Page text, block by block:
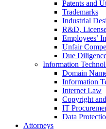
Patents and
Trademarks
Industrial
R&D,
Employees’
Unfair
Due
Information
Domain
Information
Internet Law
Copyright
IT
Data
Attorneys